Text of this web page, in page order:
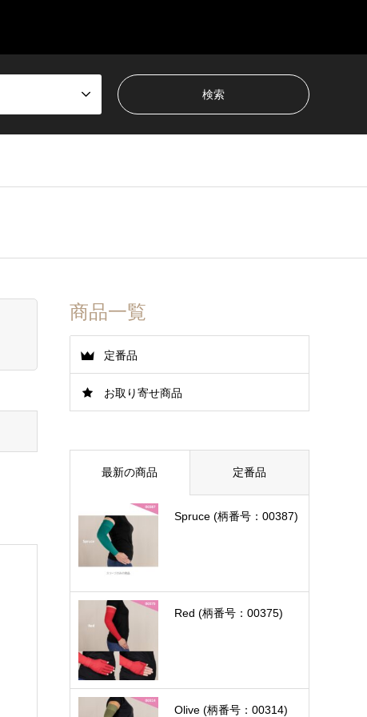
商品一覧
定番品
お取り寄せ商品
最新の商品 定番品
Spruce (柄番号：00387)
Red (柄番号：00375)
Olive (柄番号：00314)